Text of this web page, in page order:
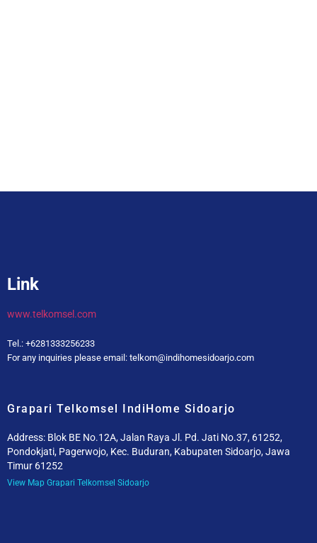
Link
www.telkomsel.com
Tel.: +6281333256233
For any inquiries please email: telkom@indihomesidoarjo.com
Grapari Telkomsel IndiHome Sidoarjo
Address: Blok BE No.12A, Jalan Raya Jl. Pd. Jati No.37, 61252,
Pondokjati, Pagerwojo, Kec. Buduran, Kabupaten Sidoarjo, Jawa
Timur 61252
View Map Grapari Telkomsel Sidoarjo